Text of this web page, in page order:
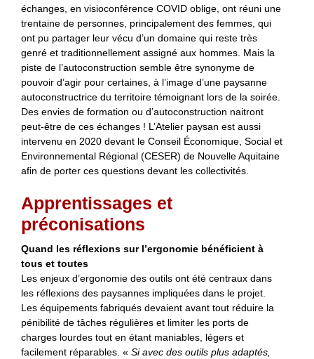
échanges, en visioconférence COVID oblige, ont réuni une
trentaine de personnes, principalement des femmes, qui
ont pu partager leur vécu d’un domaine qui reste très
genré et traditionnellement assigné aux hommes. Mais la
piste de l’autoconstruction semble être synonyme de
pouvoir d’agir pour certaines, à l’image d’une paysanne
autoconstructrice du territoire témoignant lors de la soirée.
Des envies de formation ou d’autoconstruction naitront
peut-être de ces échanges ! L’Atelier paysan est aussi
intervenu en 2020 devant le Conseil Économique, Social et
Environnemental Régional (CESER) de Nouvelle Aquitaine
afin de porter ces questions devant les collectivités.
Apprentissages et
préconisations
Quand les réflexions sur l’ergonomie bénéficient à
tous et toutes
Les enjeux d’ergonomie des outils ont été centraux dans
les réflexions des paysannes impliquées dans le projet.
Les équipements fabriqués devaient avant tout réduire la
pénibilité de tâches régulières et limiter les ports de
charges lourdes tout en étant maniables, légers et
facilement réparables. « Si avec des outils plus adaptés,